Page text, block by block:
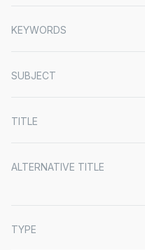
KEYWORDS
SUBJECT
TITLE
ALTERNATIVE TITLE
TYPE